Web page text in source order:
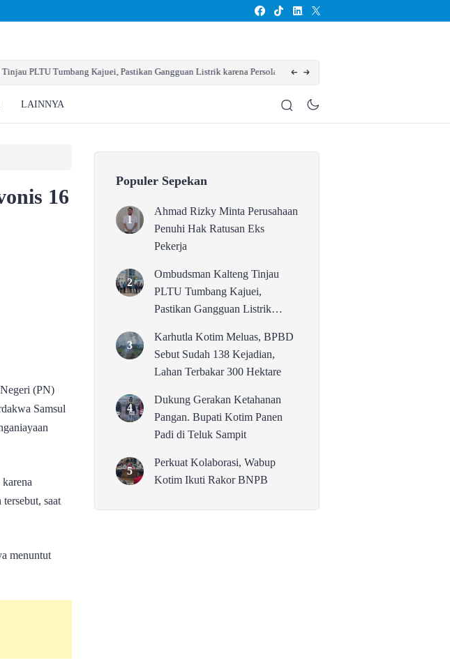
PLTU Tumbang Kajuei, Pastikan Gangguan Listrik karena Persolan
Karhutla Kotim Meluas, BPBD Sebut Sudah
LAINNYA
16
(PN)
Samsul
saat
menuntut
Populer Sepekan
Ahmad Rizky Minta Perusahaan
Penuhi Hak Ratusan Eks
Pekerja
Ombudsman Kalteng Tinjau
PLTU Tumbang Kajuei,
Pastikan Gangguan Listrik
Karhutla Kotim Meluas, BPBD
Sebut Sudah 138 Kejadian,
Lahan Terbakar 300 Hektare
Dukung Gerakan Ketahanan
Pangan. Bupati Kotim Panen
Padi di Teluk Sampit
Perkuat Kolaborasi, Wabup
Kotim Ikuti Rakor BNPB